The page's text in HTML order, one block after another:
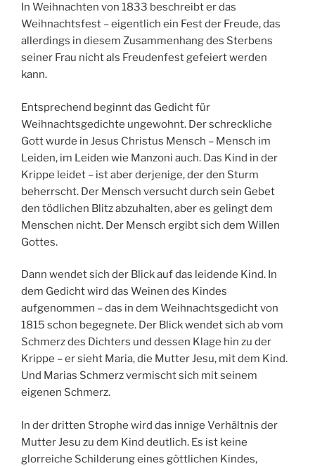
In Weihnachten von 1833 beschreibt er das
Weihnachtsfest – eigentlich ein Fest der Freude, das
allerdings in diesem Zusammenhang des Sterbens
seiner Frau nicht als Freudenfest gefeiert werden
kann.
Entsprechend beginnt das Gedicht für
Weihnachtsgedichte ungewohnt. Der schreckliche
Gott wurde in Jesus Christus Mensch – Mensch im
Leiden, im Leiden wie Manzoni auch. Das Kind in der
Krippe leidet – ist aber derjenige, der den Sturm
beherrscht. Der Mensch versucht durch sein Gebet
den tödlichen Blitz abzuhalten, aber es gelingt dem
Menschen nicht. Der Mensch ergibt sich dem Willen
Gottes.
Dann wendet sich der Blick auf das leidende Kind. In
dem Gedicht wird das Weinen des Kindes
aufgenommen – das in dem Weihnachtsgedicht von
1815 schon begegnete. Der Blick wendet sich ab vom
Schmerz des Dichters und dessen Klage hin zu der
Krippe – er sieht Maria, die Mutter Jesu, mit dem Kind.
Und Marias Schmerz vermischt sich mit seinem
eigenen Schmerz.
In der dritten Strophe wird das innige Verhältnis der
Mutter Jesu zu dem Kind deutlich. Es ist keine
glorreiche Schilderung eines göttlichen Kindes,